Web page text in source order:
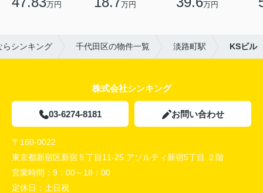
万円 万円 万円
らシンキング 千代田区の物件一覧 淡路町駅 KSビル
株式会社シンキング
03-6274-8181 お問い合わせ
〒160-0022
東京都新宿区新宿５丁目11-25 アソルティ新宿5丁目 ２階
営業時間： 9：00～18：00
定休日： 土日祝